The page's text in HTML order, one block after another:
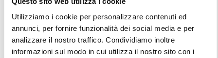
Utilizziamo i cookie per personalizzare contenuti ed
annunci, per fornire funzionalità dei social media e per
analizzare il nostro traffico. Condividiamo inoltre
informazioni sul modo in cui utilizza il nostro sito con i
Cucina